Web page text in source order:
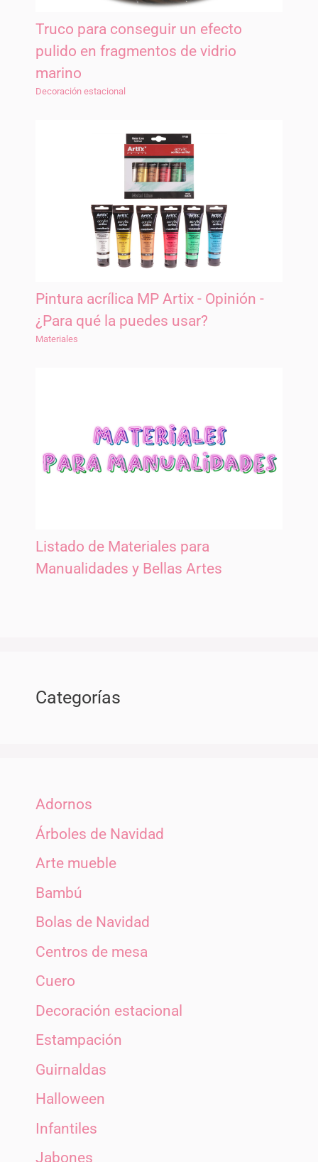
Truco para conseguir un efecto
pulido en fragmentos de vidrio
marino
Decoración estacional
Pintura acrílica MP Artix - Opinión -
¿Para qué la puedes usar?
Materiales
Listado de Materiales para
Manualidades y Bellas Artes
Categorías
Adornos
Árboles de Navidad
Arte mueble
Bambú
Bolas de Navidad
Centros de mesa
Cuero
Decoración estacional
Estampación
Guirnaldas
Halloween
Infantiles
Jabones